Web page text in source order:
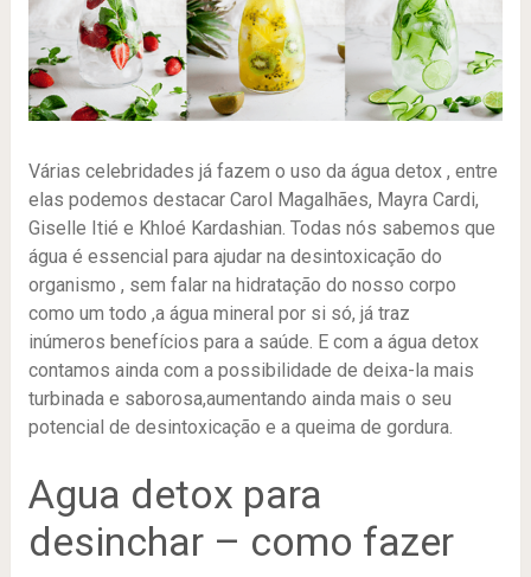
Várias celebridades já fazem o uso da água detox , entre
elas podemos destacar Carol Magalhães, Mayra Cardi,
Giselle Itié e Khloé Kardashian. Todas nós sabemos que
água é essencial para ajudar na desintoxicação do
organismo , sem falar na hidratação do nosso corpo
como um todo ,a água mineral por si só, já traz
inúmeros benefícios para a saúde. E com a água detox
contamos ainda com a possibilidade de deixa-la mais
turbinada e saborosa,aumentando ainda mais o seu
potencial de desintoxicação e a queima de gordura.
Agua detox para
desinchar – como fazer